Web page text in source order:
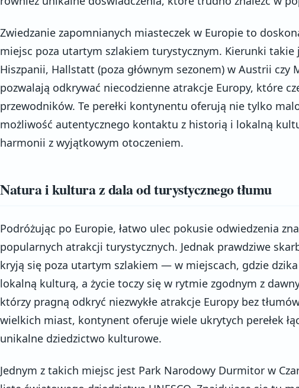
Zwiedzanie zapomnianych miasteczek w Europie to
miejsc poza utartym szlakiem turystycznym. Kierunki takie
Hiszpanii, Hallstatt (poza głównym sezonem) w Austrii czy
pozwalają odkrywać niecodzienne atrakcje Europy, które
przewodników. Te perełki kontynentu oferują nie tylko
możliwość autentycznego kontaktu z historią i lokalną
harmonii z wyjątkowym otoczeniem.
Natura i kultura z dala od turystycznego tłumu
Podróżując po Europie, łatwo ulec pokusie odwiedzenia
popularnych atrakcji turystycznych. Jednak prawdziwe
kryją się poza utartym szlakiem — w miejscach, gdzie
lokalną kulturą, a życie toczy się w rytmie zgodnym z
którzy pragną odkryć niezwykłe atrakcje Europy bez
wielkich miast, kontynent oferuje wiele ukrytych perełek
unikalne dziedzictwo kulturowe.
Jednym z takich miejsc jest Park Narodowy Durmitor w